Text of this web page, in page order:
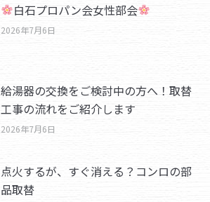
白石プロパン会女性部会
2026年7月6日
給湯器の交換をご検討中の方へ！取替
工事の流れをご紹介します
2026年7月6日
点火するが、すぐ消える？コンロの部
品取替